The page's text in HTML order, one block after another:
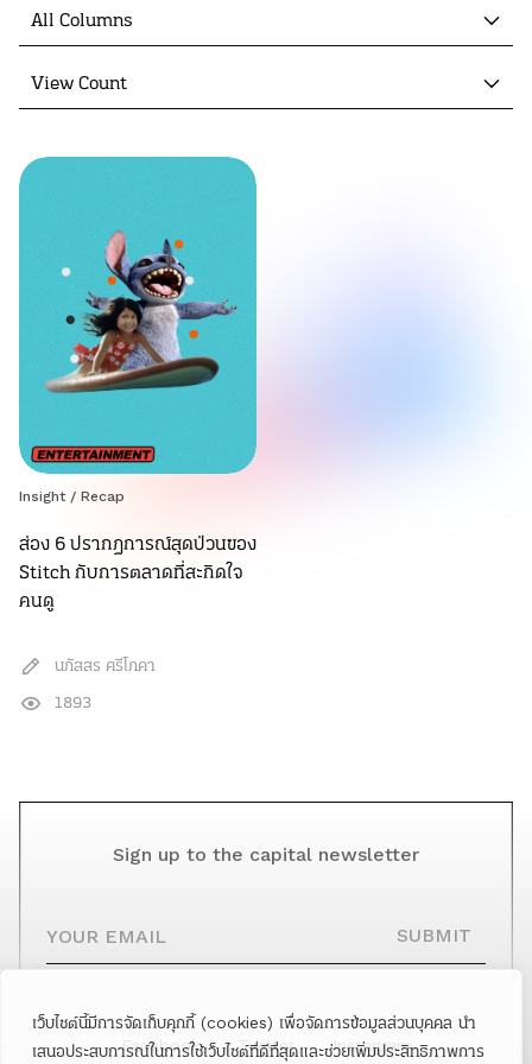
เว็บไซต์นี้มีการจัดเก็บคุกกี้ (cookies) เพื่อจัดการข้อมูลส่วนบุคคล นำ
เสนอประสบการณ์ในการใช้เว็บไซต์ที่ดีที่สุดและช่วยเพิ่มประสิทธิภาพการ
All Columns
View Count
Insight / Recap
ส่อง 6 ปรากฏการณ์สุดป่วนของ
Stitch กับการตลาดที่สะกิดใจ
คนดู
นภัสสร ศรีโภคา
1893
Sign up to the capital newsletter
SUBMIT
Facebook Twitter Instagram